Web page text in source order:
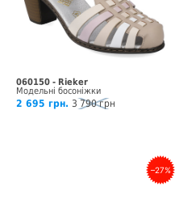
060150 - Rieker
Модельні босоніжки
2 695 грн. 3 790 грн
–27%